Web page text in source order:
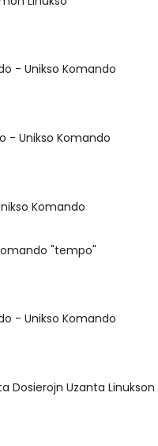
- Unikso Komando
- Unikso Komando
Komando
"tempo"
- Unikso Komando
Dosierojn Uzanta Linukson